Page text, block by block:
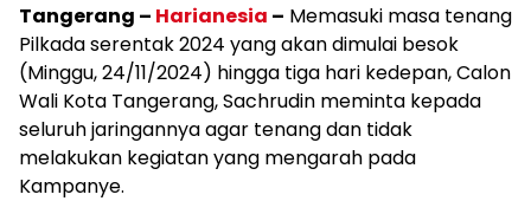
Tangerang – Harianesia – Memasuki masa tenang
Pilkada serentak 2024 yang akan dimulai besok
(Minggu, 24/11/2024) hingga tiga hari kedepan, Calon
Wali Kota Tangerang, Sachrudin meminta kepada
seluruh jaringannya agar tenang dan tidak
melakukan kegiatan yang mengarah pada
Kampanye.